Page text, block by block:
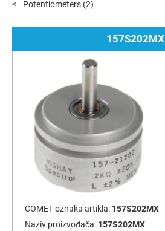
Potentiometers (2)
157S202MX
COMET oznaka artikla: 157S202MX
Naziv proizvođača: 157S202MX